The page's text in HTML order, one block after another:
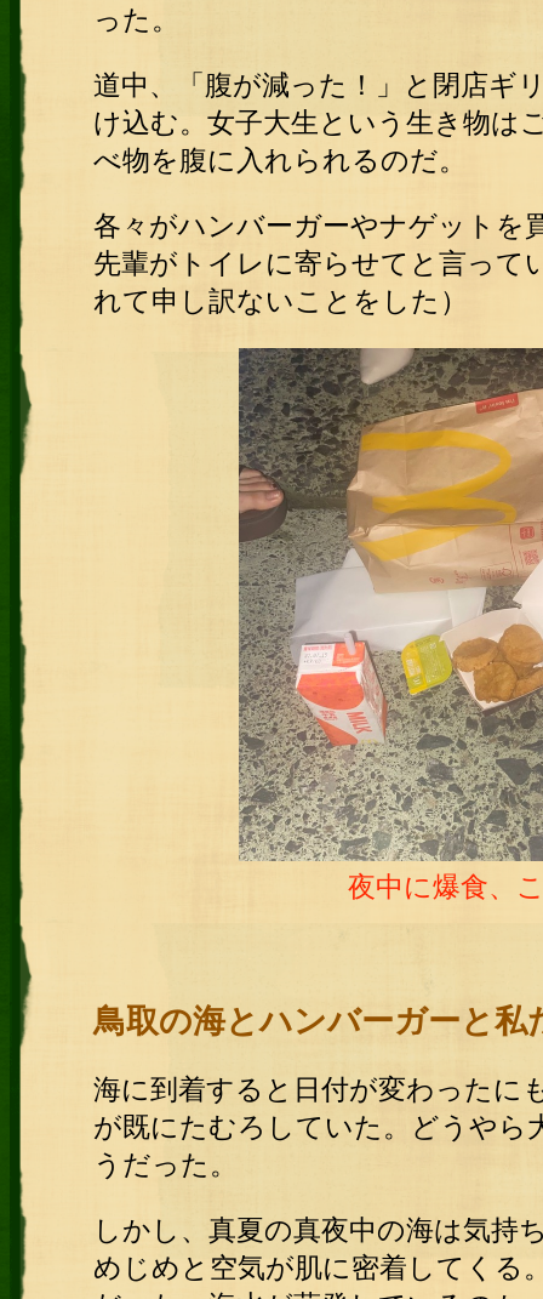
った。
道中、「腹が減った！」と閉店ギ
け込む。女子大生という生き物は
べ物を腹に入れられるのだ。
各々がハンバーガーやナゲットを
先輩がトイレに寄らせてと言って
れて申し訳ないことをした）
夜中に爆食、
鳥取の海とハンバーガーと私
海に到着すると日付が変わったに
が既にたむろしていた。どうやら
うだった。
しかし、真夏の真夜中の海は気持
めじめと空気が肌に密着してくる